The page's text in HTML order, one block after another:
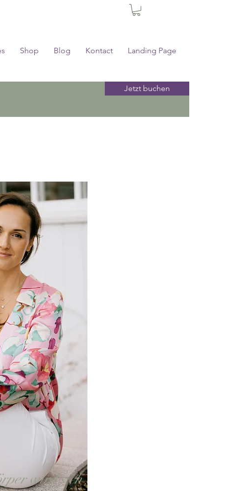
Shop Blog Kontact Landing Page
Jetzt buchen
wird sich